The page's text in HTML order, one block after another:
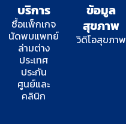
บริการ
ซื้อแพ็กเกจ
นัดพบแพทย์
ล่ามต่าง
ประเทศ
ประกัน
ศูนย์และ
คลินิก
ข้อมูล
สุขภาพ
วิดิโอสุขภาพ